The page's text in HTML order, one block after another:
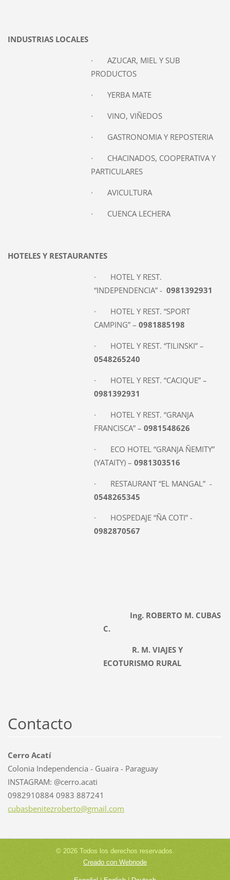
INDUSTRIAS LOCALES
· AZUCAR, MIEL Y SUB
PRODUCTOS
· YERBA MATE
· VINO, VIÑEDOS
· GASTRONOMIA Y REPOSTERIA
· CHACINADOS, COOPERATIVA Y
PARTICULARES
· AVICULTURA
· CUENCA LECHERA
HOTELES Y RESTAURANTES
· HOTEL Y REST.
“INDEPENDENCIA” - 0981392931
· HOTEL Y REST. “SPORT
CAMPING” – 0981885198
· HOTEL Y REST. “TILINSKI” –
0548265240
· HOTEL Y REST. “CACIQUE” –
0981392931
· HOTEL Y REST. “GRANJA
FRANCISCA” – 0981548626
· ECO HOTEL “GRANJA ÑEMITY”
(YATAITY) – 0981303516
· RESTAURANT “EL MANGAL” -
0548265345
· HOSPEDAJE “ÑA COTI” -
0982870567
Ing. ROBERTO M. CUBAS
C.
R. M. VIAJES Y
ECOTURISMO RURAL
Contacto
Cerro Acatí
Colonia Independencia - Guaira - Paraguay
INSTAGRAM: @cerro.acati
0982910884 0983 887241
cubasbenitezroberto@gmail.com
© 2026 Todos los derechos reservados.
Creado con Webnode